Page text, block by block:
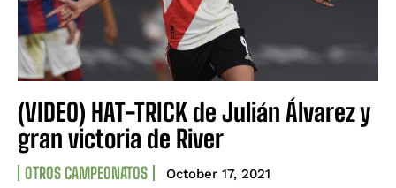
(VIDEO) HAT-TRICK de Julián Álvarez y
gran victoria de River
OTROS CAMPEONATOS October 17, 2021